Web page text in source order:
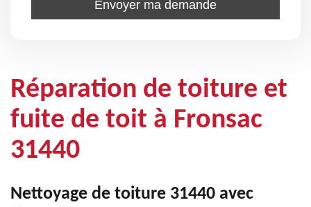
Réparation de toiture et
fuite de toit à Fronsac
31440
Nettoyage de toiture 31440 avec